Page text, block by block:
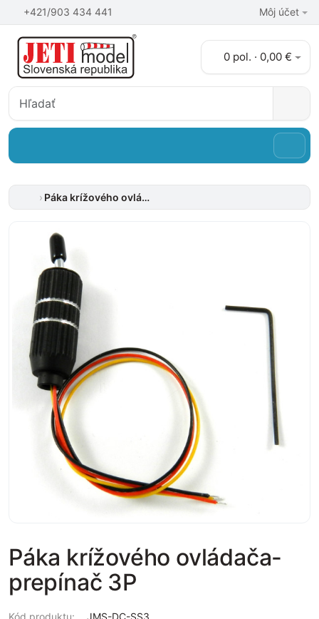
+421/903 434 441 Môj účet
0 pol. · 0,00 €
Páka krížového ovládača-prepínač 3P
Páka krížového ovládača-
prepínač 3P
Kód produktu: JMS-DC-SS3